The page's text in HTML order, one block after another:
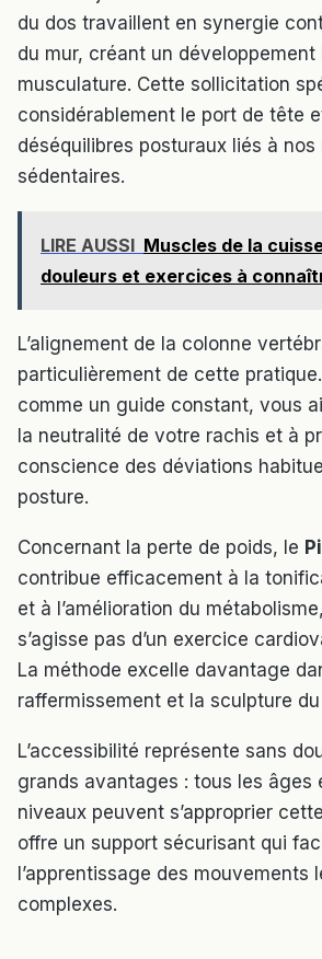
du dos travaillent en synergie
du mur, créant un développement
musculature. Cette sollicitation
considérablement le port de tête
déséquilibres posturaux liés à nos
sédentaires.
LIRE AUSSI Muscles de la
douleurs et exercices à
L’alignement de la colonne
particulièrement de cette
comme un guide constant, vous
la neutralité de votre rachis et à
conscience des déviations
posture.
Concernant la perte de poids, le
contribue efficacement à la
et à l’amélioration du
s’agisse pas d’un exercice
La méthode excelle davantage
raffermissement et la sculpture
L’accessibilité représente sans
grands avantages : tous les âges
niveaux peuvent s’approprier
offre un support sécurisant qui
l’apprentissage des mouvements
complexes.